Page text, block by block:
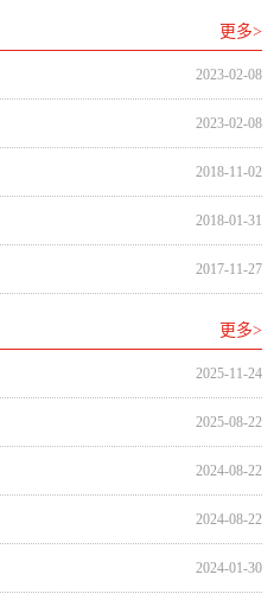
更多>
2023-02-08
2023-02-08
2018-11-02
2018-01-31
2017-11-27
更多>
2025-11-24
2025-08-22
2024-08-22
2024-08-22
2024-01-30